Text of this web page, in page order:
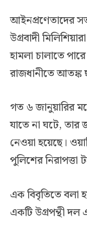
আইনপ্রণেতাদের
উগ্রবাদী
হামলা চালাতে
রাজধানীতে আতঙ্ক
গত ৬ জানুয়ারির
যাতে না ঘটে, তার
নেওয়া হয়েছে।
পুলিশের
এক বিবৃতিতে বলা
একটি উগ্রপন্থী দল